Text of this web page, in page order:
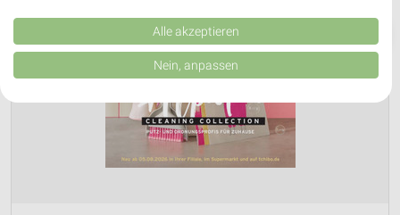
Kombinationen von Daten aus verschiedenen Quellen. Entwicklung und
Verbesserung der Angebote. Verwendung reduzierter Daten zur Auswahl
von Inhalten.
Daten können außerhalb der Europäischen Union weitergegeben und in die
USA gesendet werden.
Website/App.
Partnerliste anzeigen (1 IAB-Anbieter)
Wir nutzen Ihre Daten für folgende Zwecke:
Alle akzeptieren
Nein, anpassen